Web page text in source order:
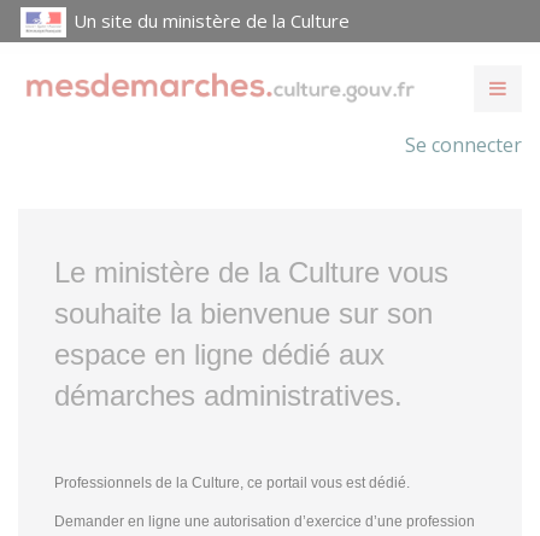
Un site du ministère de la Culture
Se connecter
Le ministère de la Culture vous
souhaite la bienvenue sur son
espace en ligne dédié aux
démarches administratives.
Professionnels de la Culture, ce portail vous est dédié.
Demander en ligne une autorisation d’exercice d’une profession